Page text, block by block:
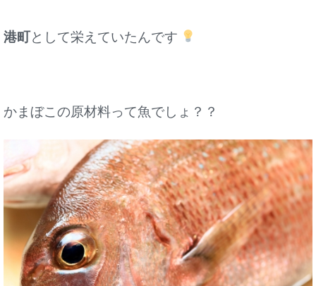
港町として栄えていたんです
かまぼこの原材料って魚でしょ？？